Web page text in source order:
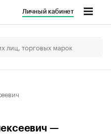
Личный кабинет
—